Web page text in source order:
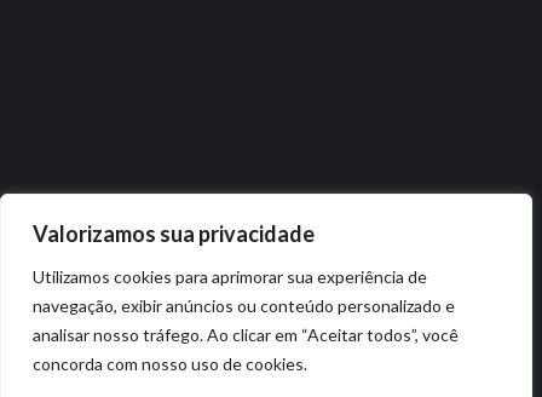
Valorizamos sua privacidade
Utilizamos cookies para aprimorar sua experiência de
navegação, exibir anúncios ou conteúdo personalizado e
analisar nosso tráfego. Ao clicar em “Aceitar todos”, você
concorda com nosso uso de cookies.